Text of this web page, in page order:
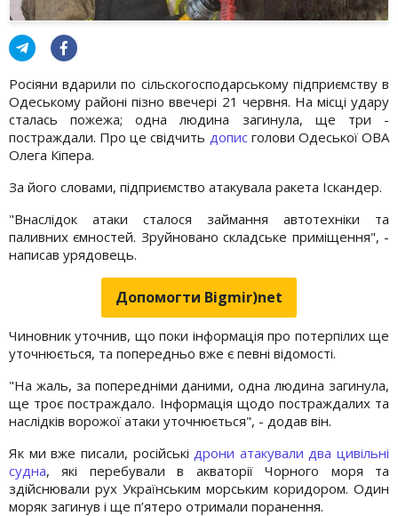
Росіяни вдарили по сільскогосподарському підприємству в
Одеському районі пізно ввечері 21 червня. На місці удару
сталась пожежа; одна людина загинула, ще три -
постраждали. Про це свідчить дописголови Одеської ОВА
Олега Кіпера.
За його словами, підприємство атакувала ракета Іскандер.
"Внаслідок атаки сталося займання автотехніки та
паливних ємностей. Зруйновано складське приміщення", -
написав урядовець.
Допомогти Bigmir)net
Чиновник уточнив, що поки інформація про потерпілих ще
уточнюється, та попередньо вже є певні відомості.
"На жаль, за попередніми даними, одна людина загинула,
ще троє постраждало. Інформація щодо постраждалих та
наслідків ворожої атаки уточнюється", - додав він.
Як ми вже писали, російські дрони атакували два цивільні
судна, які перебували в акваторії Чорного моря та
здійснювали рух Українським морським коридором. Один
моряк загинув і ще п’ятеро отримали поранення.